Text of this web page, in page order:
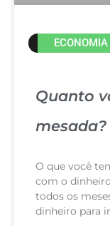
ECONOMIA
Quanto
mesada?
O que você
com o
todos os
dinheiro para